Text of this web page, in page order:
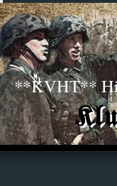
**KVHT**